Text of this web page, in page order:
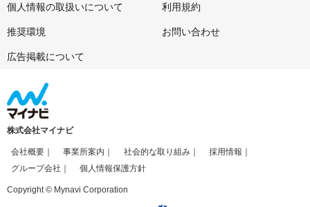
個人情報の取扱いについて 利用規約
推奨環境 お問い合わせ
広告掲載について
株式会社マイナビ
会社概要 事業所案内 社会的な取り組み
採用情報
グループ会社
個人情報保護方針
Copyright © Mynavi Corporation